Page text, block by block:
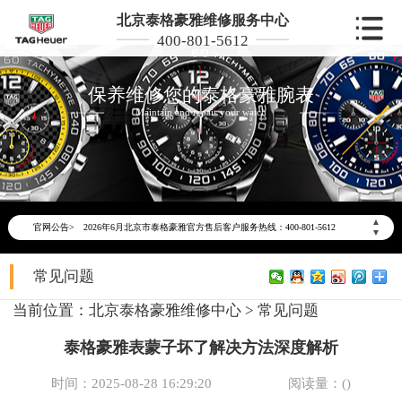
北京泰格豪雅维修服务中心
400-801-5612
保养维修您的泰格豪雅腕表
Maintain and repair your watch
官网公告>
▲
▼
2026年6月泰格豪雅北京市售后服务网络优化升级公告
2026年6月北京市泰格豪雅官方售后客户服务热线：400-801-5612
2026年6月泰格豪雅售后服务中心最新网点地址：
北京市东城区东长安街1号东方广场写字楼W3座6层602室（需提前预约）
节假日正常营业！
常见问题
当前位置： 北京泰格豪雅维修中心 > 常见问题
泰格豪雅表蒙子坏了解决方法深度解析
时间：2025-08-28 16:29:20 阅读量：()